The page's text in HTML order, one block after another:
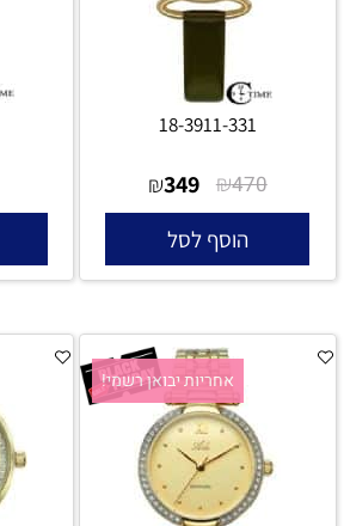
18-3911-331
₪470
₪349
הוסף לסל
אחריות יבואן רשמי!